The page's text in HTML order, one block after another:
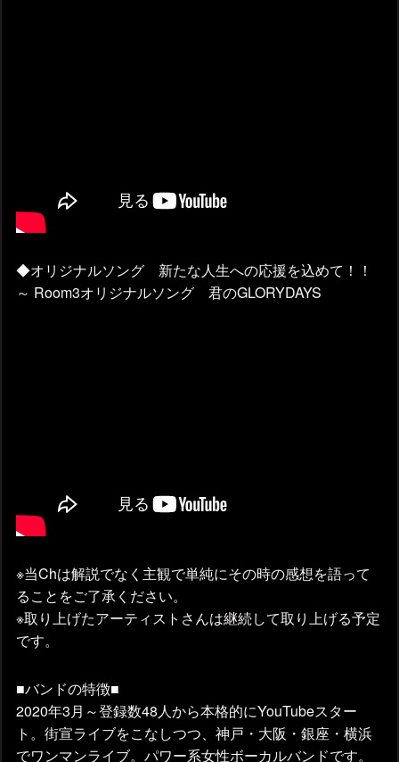
◆オリジナルソング 新たな人生への応援を込めて！！
～ Room3オリジナルソング 君のGLORYDAYS
※当Chは解説でなく主観で単純にその時の感想を語って
ることをご了承ください。
※取り上げたアーティストさんは継続して取り上げる予定
です。
■バンドの特徴■
2020年3月～登録数48人から本格的にYouTubeスター
ト。街宣ライブをこなしつつ、神戸・大阪・銀座・横浜
でワンマンライブ。パワー系女性ボーカルバンドです。